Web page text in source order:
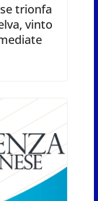
trionfa
vinto